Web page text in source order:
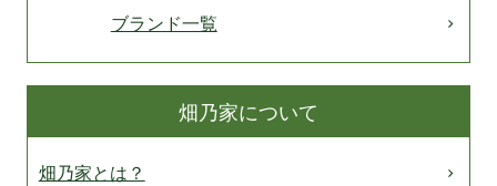
ブランド一覧
畑乃家について
畑乃家とは？